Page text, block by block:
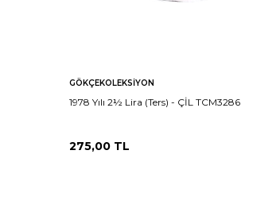
GÖKÇEKOLEKSIYON
1978 Yılı 2½ Lira (Ters) - ÇİL TCM3286
275,00 TL